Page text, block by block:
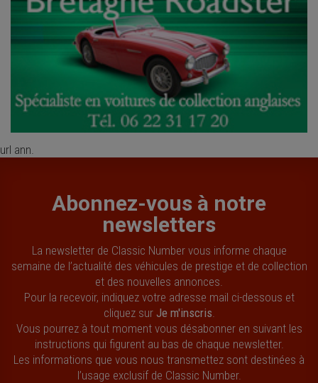
url ann.
Abonnez-vous à notre
newsletters
La newsletter de Classic Number vous informe chaque
semaine de l’actualité des véhicules de prestige et de collection
et des nouvelles annonces.
Pour la recevoir, indiquez votre adresse mail ci-dessous et
cliquez sur Je m'inscris
Vous pourrez à tout moment vous désabonner en suivant les
instructions qui figurent au bas de chaque newsletter.
Les informations que vous nous transmettez sont destinées à
l’usage exclusif de Classic Number.